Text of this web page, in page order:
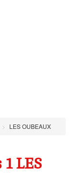
LES OUBEAUX
LES